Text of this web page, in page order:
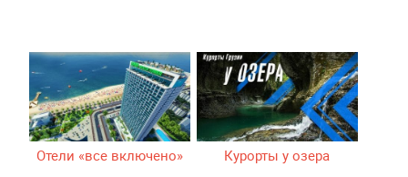
Отели «все включено» Курорты у озера